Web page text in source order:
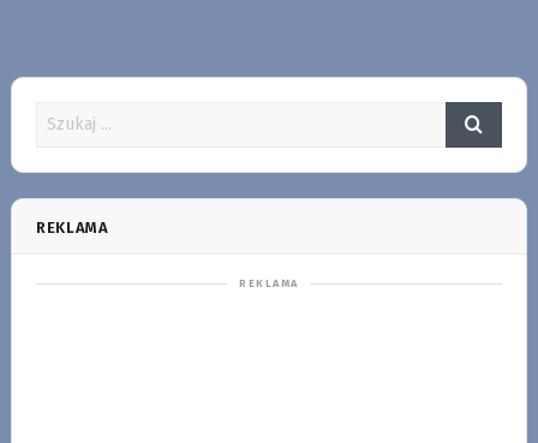
REKLAMA